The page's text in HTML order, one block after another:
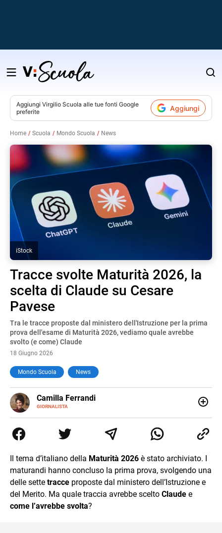
Salta
contenuto
Aggiungi Virgilio Scuola alle tue fonti Google
preferite
Aggiungi
Home Scuola Mondo Scuola News
iStock
Tracce svolte Maturità 2026, la
scelta di Claude su Cesare
Pavese
Tra le tracce proposte dal ministero dell'Istruzione per la prima
prova dell'esame di Maturità 2026, vediamo quale avrebbe
svolto (e come) Claude
18 Giugno 2026
Mondo Scuola News
Camilla Ferrandi
GIORNALISTA
E-
MAIL
LINKEDIN
di trasformare la passione per la scrittura in un lavoro, e
da lì non mi sono più fermata. L’attualità è il mio pane
mente.
Il tema d’italiano della Maturità 2026 è stato archiviato. I
maturandi hanno concluso la prima prova, svolgendo una
delle sette tracce proposte dal ministero dell’Istruzione e
del Merito. Ma quale traccia avrebbe scelto Claude e
come l’avrebbe svolta?